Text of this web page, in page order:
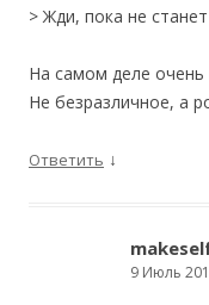
> Жди, пока не
На самом деле
Не безразличное, а
Ответить ↓
9 Июль